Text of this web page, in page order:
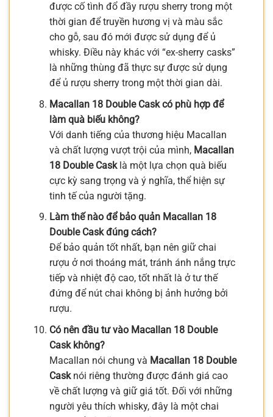
được cố tình đổ đầy rượu sherry trong một
thời gian để truyền hương vị và màu sắc
cho gỗ, sau đó mới được sử dụng để ủ
whisky. Điều này khác với “ex-sherry casks”
là những thùng đã thực sự được sử dụng
để ủ rượu sherry trong một thời gian dài.
Macallan 18 Double Cask có phù hợp để
làm quà biếu không?
Với danh tiếng của thương hiệu Macallan
và chất lượng vượt trội của mình, Macallan
18 Double Casklà một lựa chọn quà biếu
cực kỳ sang trọng và ý nghĩa, thể hiện sự
tinh tế của người tặng.
Làm thế nào để bảo quản Macallan 18
Double Cask đúng cách?
Để bảo quản tốt nhất, bạn nên giữ chai
rượu ở nơi thoáng mát, tránh ánh nắng trực
tiếp và nhiệt độ cao, tốt nhất là ở tư thế
đứng để nút chai không bị ảnh hưởng bởi
rượu.
Có nên đầu tư vào Macallan 18 Double
Cask không?
Macallan nói chung và Macallan 18 Double
Casknói riêng thường được đánh giá cao
về chất lượng và giữ giá tốt. Đối với những
người yêu thích whisky, đây là một chai